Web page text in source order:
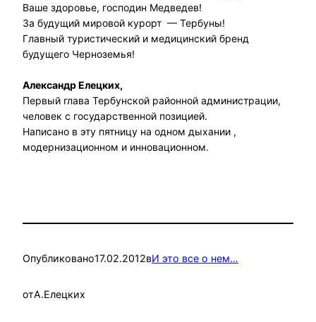
Ваше здоровье, господин Медведев!
За будущий мировой курорт — Тербуны!
Главный туристический и медицинский бренд
будущего Черноземья!
Александр Елецких,
Первый глава Тербунской районной администрации,
человек с государственной позицией.
Написано в эту пятницу на одном дыхании ,
модернизационном и инновационном.
Опубликовано17.02.2012вИ это все о нем…
отА.Елецких